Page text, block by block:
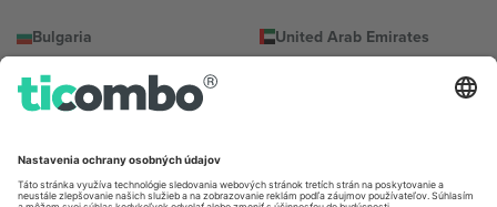
Bulgaria
Totleben 53-55, 1606 Sofia,
Bulgaria
United Arab Emirates
Building A1, Office 302, Dubai,
Mexico
Av Chapultepec 360, Roma